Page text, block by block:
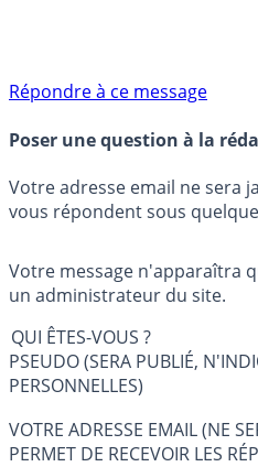
Répondre à ce message
Poser une question à la
Votre adresse email ne sera
vous répondent sous
Votre message n'apparaîtra
un administrateur du site.
QUI ÊTES-VOUS ?
PSEUDO (SERA PUBLIÉ,
PERSONNELLES)
VOTRE ADRESSE EMAIL (NE
PERMET DE RECEVOIR LES